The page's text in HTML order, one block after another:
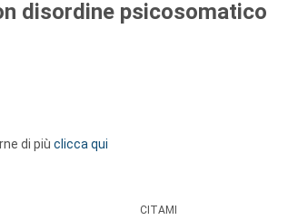
disordine psicosomatico
di più clicca qui
CITAMI